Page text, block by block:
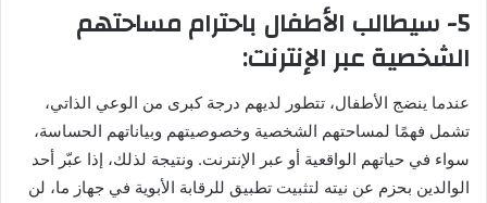
5- سيطالب الأطفال باحترام مساحتهم
الشخصية عبر الإنترنت:
عندما ينضج الأطفال، تتطور لديهم درجة كبرى من الوعي الذاتي،
تشمل فهمًا لمساحتهم الشخصية وخصوصيتهم وبياناتهم الحساسة،
سواء في حياتهم الواقعية أو عبر الإنترنت. ونتيجة لذلك، إذا عبّر أحد
الوالدين بحزم عن نيته لتثبيت تطبيق للرقابة الأبوية في جهاز ما، لن